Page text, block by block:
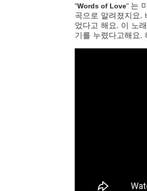
"Words of Love" 는
곡으로 알려졌지요.
었다고 해요. 이 노
기를 누렸다고해요.